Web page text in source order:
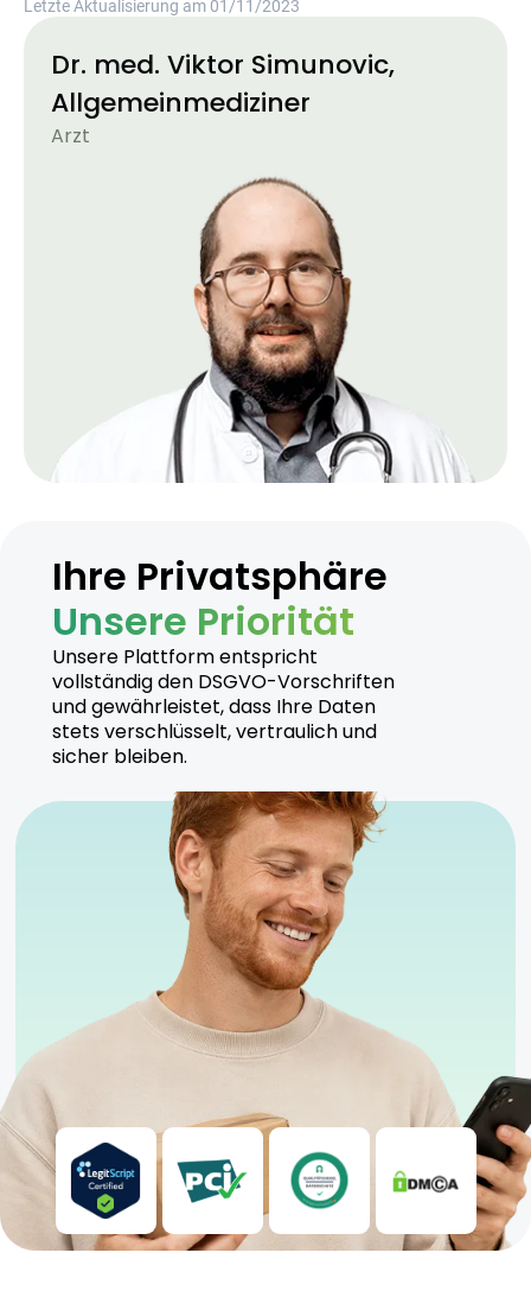
Letzte Aktualisierung am 01/11/2023
Dr. med. Viktor Simunovic,
Allgemeinmediziner
Arzt
Ihre Privatsphäre
Unsere Priorität
Unsere Plattform entspricht
vollständig den DSGVO-Vorschriften
und gewährleistet, dass Ihre Daten
stets verschlüsselt, vertraulich und
sicher bleiben.